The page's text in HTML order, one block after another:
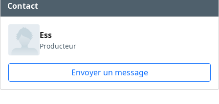
Contact
Ess
Producteur
Envoyer un message